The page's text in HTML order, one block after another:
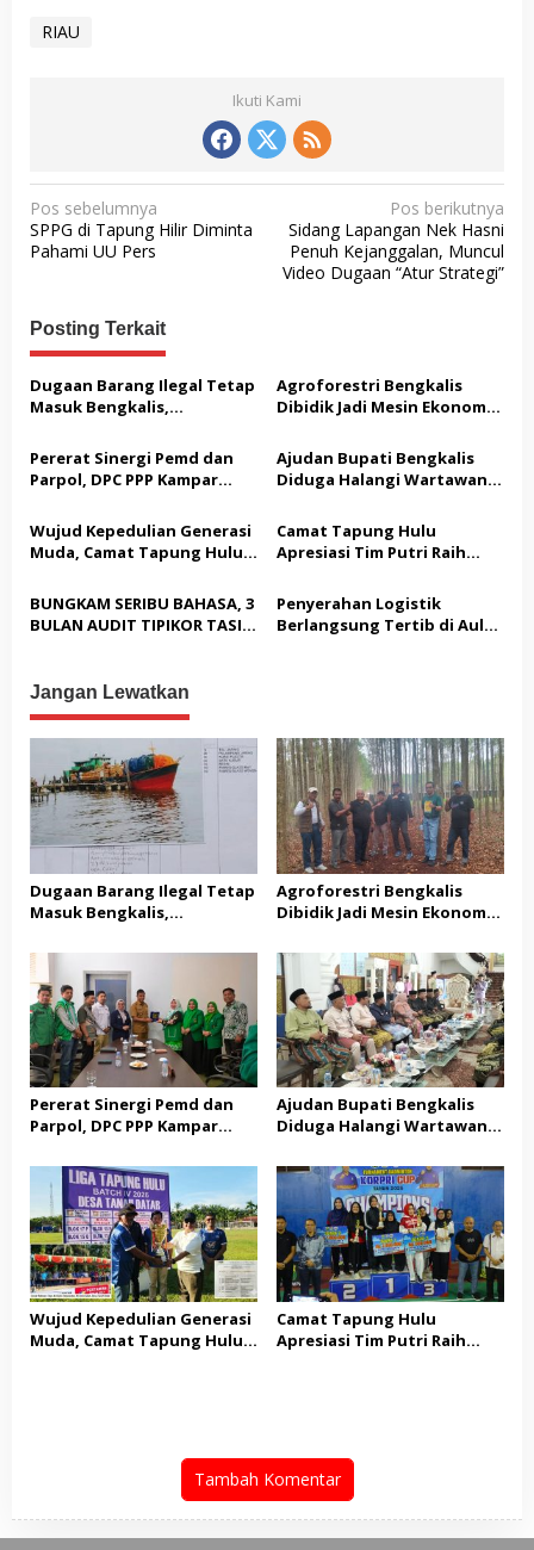
RIAU
Ikuti Kami
N
a
g
a
s
p
s
Pos sebelumnya
SPPG di Tapung Hilir Diminta
Pahami UU Pers
Pos berikutnya
Sidang Lapangan Nek Hasni
Penuh Kejanggalan, Muncul
Video Dugaan “Atur Strategi”
Posting Terkait
Dugaan Barang Ilegal Tetap
Masuk Bengkalis,
Dipertanyakan
Agroforestri Bengkalis
Dibidik Jadi Mesin Ekonomi,
Pengusaha Porang
Pererat Sinergi Pemd dan
Parpol, DPC PPP Kampar
Wakil Bupati Kampar
Ajudan Bupati Bengkalis
Diduga Halangi Wartawan
Laporan Dugaan
Pembatasan Pers
Wujud Kepedulian Generasi
Muda, Camat Tapung Hulu
Kirim Utusan di Liga IV
Camat Tapung Hulu
Apresiasi Tim Putri Raih
2026
BUNGKAM SERIBU BAHASA, 3
BULAN AUDIT TIPIKOR TASIK
TUTUP MULUT
Penyerahan Logistik
Berlangsung Tertib di Aula
Jangan Lewatkan
Dugaan Barang Ilegal Tetap
Masuk Bengkalis,
Dipertanyakan
Agroforestri Bengkalis
Dibidik Jadi Mesin Ekonomi,
Pengusaha Porang
Pererat Sinergi Pemd dan
Parpol, DPC PPP Kampar
Wakil Bupati Kampar
Ajudan Bupati Bengkalis
Diduga Halangi Wartawan
Laporan Dugaan
Pembatasan Pers
Wujud Kepedulian Generasi
Muda, Camat Tapung Hulu
Camat Tapung Hulu
Apresiasi Tim Putri Raih
Tambah Komentar